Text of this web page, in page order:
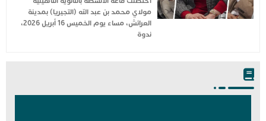
مولاي محمد بن عبد الله (التجيريا) بمدينة
العرائش، مساء يوم الخميس 16 أبريل 2026،
ندوة